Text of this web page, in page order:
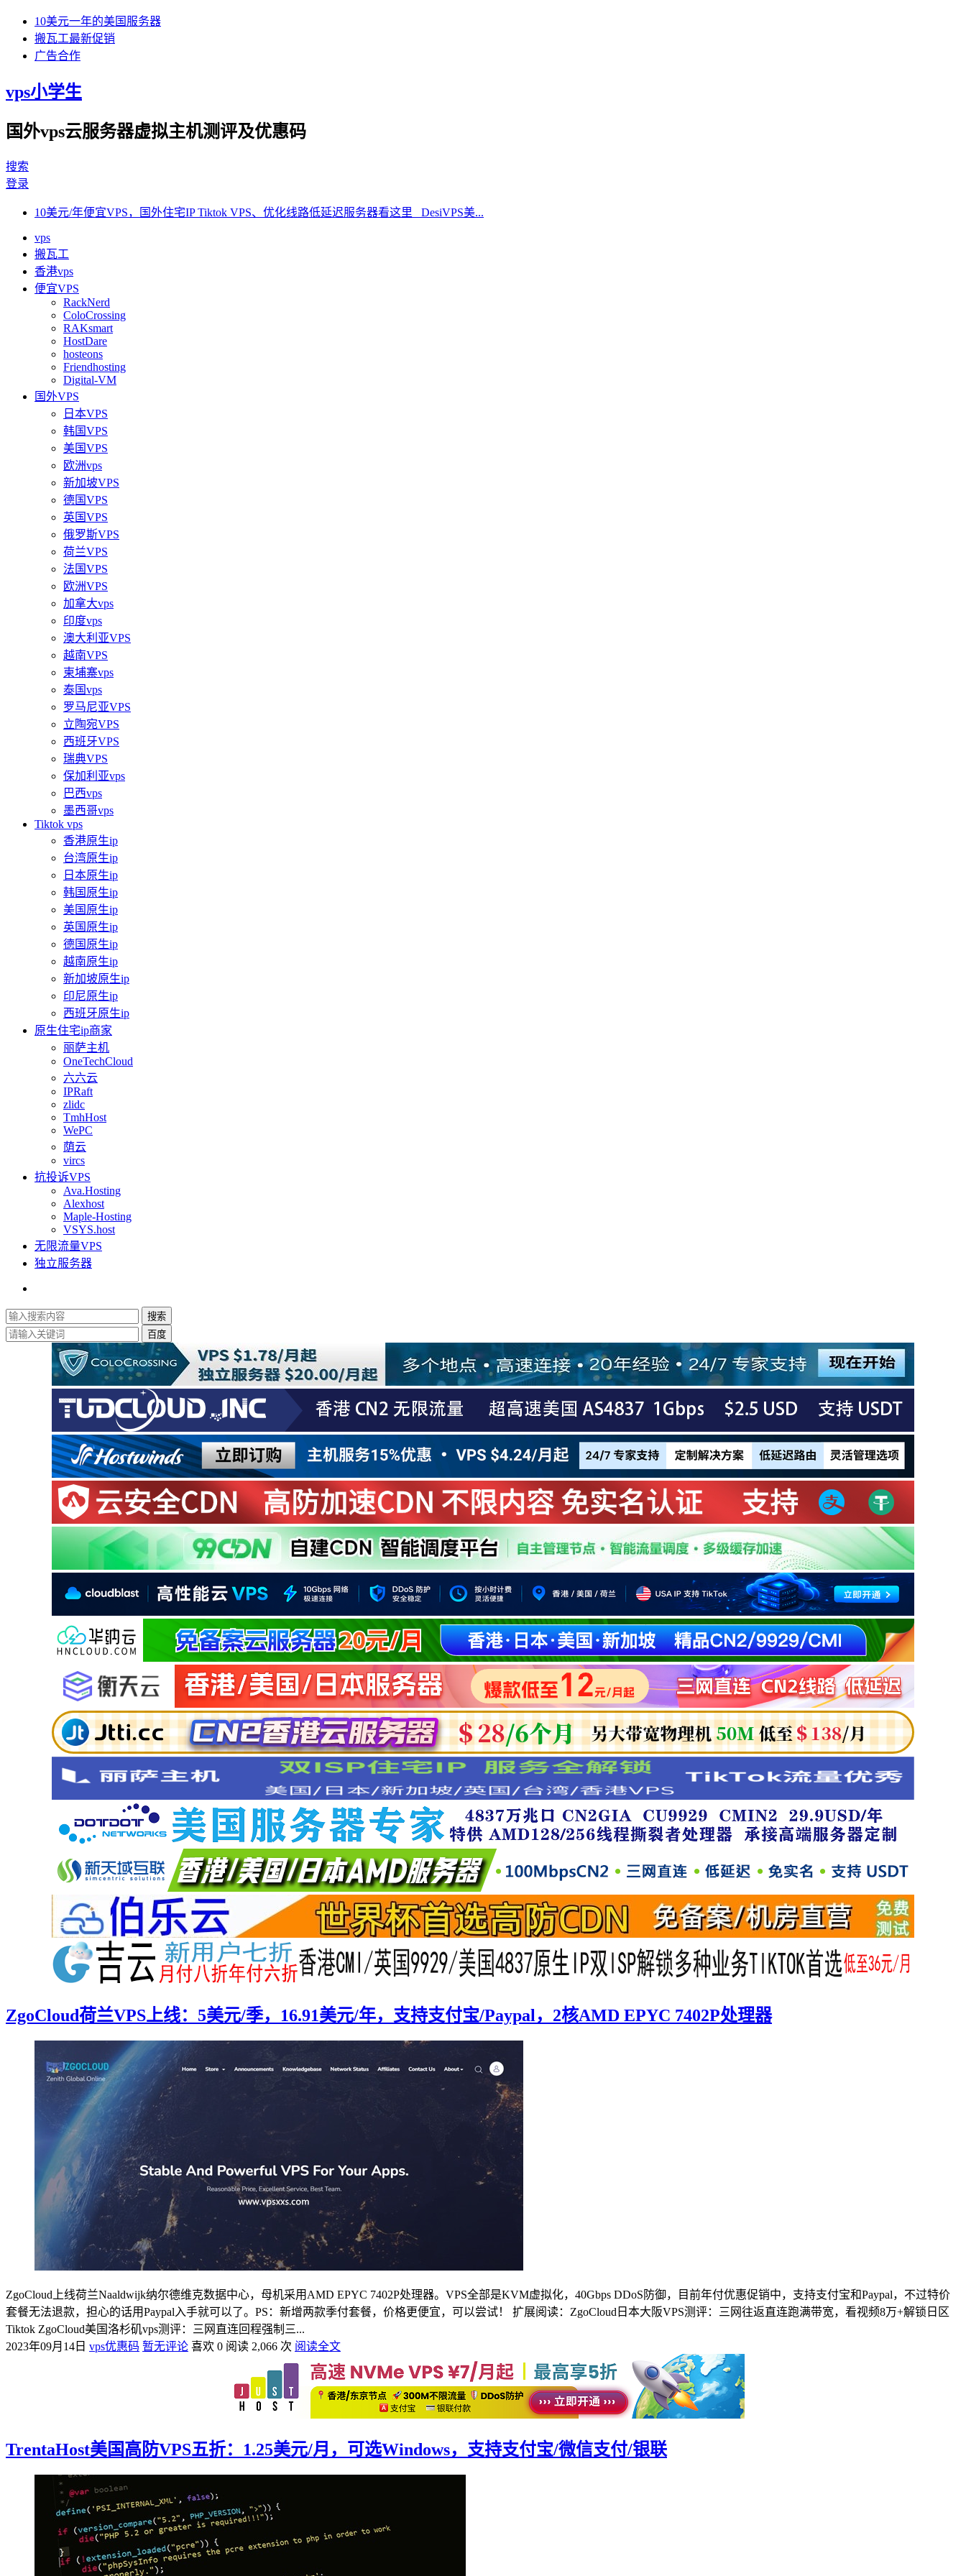
10美元一年的美国服务器
搬瓦工最新促销
广告合作
vps小学生
国外vps云服务器虚拟主机测评及优惠码
搜索
登录
10美元/年便宜VPS，国外住宅IP Tiktok VPS、优化线路低延迟服务器看这里 DesiVPS美...
vps
搬瓦工
香港vps
便宜VPS
RackNerd
ColoCrossing
RAKsmart
HostDare
hosteons
Friendhosting
Digital-VM
国外VPS
日本VPS
韩国VPS
美国VPS
欧洲vps
新加坡VPS
德国VPS
英国VPS
俄罗斯VPS
荷兰VPS
法国VPS
欧洲VPS
加拿大vps
印度vps
澳大利亚VPS
越南VPS
柬埔寨vps
泰国vps
罗马尼亚VPS
立陶宛VPS
西班牙VPS
瑞典VPS
保加利亚vps
巴西vps
墨西哥vps
Tiktok vps
香港原生ip
台湾原生ip
日本原生ip
韩国原生ip
美国原生ip
英国原生ip
德国原生ip
越南原生ip
新加坡原生ip
印尼原生ip
西班牙原生ip
原生住宅ip商家
丽萨主机
OneTechCloud
六六云
IPRaft
zlidc
TmhHost
WePC
荫云
vircs
抗投诉VPS
Ava.Hosting
Alexhost
Maple-Hosting
VSYS.host
无限流量VPS
独立服务器
ZgoCloud荷兰VPS上线：5美元/季，16.91美元/年，支持支付宝/Paypal，2核AMD EPYC 7402P处理器
ZgoCloud上线荷兰Naaldwijk纳尔德维克数据中心，母机采用AMD EPYC 7402P处理器。VPS全部是KVM虚拟化，40Gbps DDoS防御，目前年付优惠促销中，支持支付宝和Paypal，不过特价
套餐无法退款，担心的话用Paypal入手就可以了。PS：新增两款季付套餐，价格更便宜，可以尝试！ 扩展阅读：ZgoCloud日本大阪VPS测评：三网往返直连跑满带宽，看视频8万+解锁日区
Tiktok ZgoCloud美国洛杉矶vps测评：三网直连回程强制三...
2023年09月14日 vps优惠码 暂无评论 喜欢 0 阅读 2,066 次 阅读全文
TrentaHost美国高防VPS五折：1.25美元/月，可选Windows，支持支付宝/微信支付/银联